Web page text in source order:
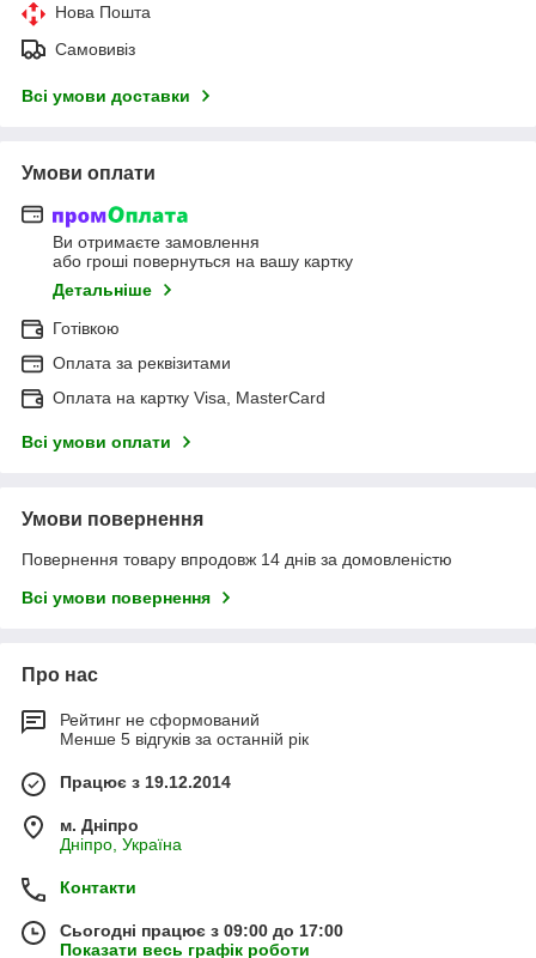
Нова Пошта
Самовивіз
Всі умови доставки
Умови оплати
Ви отримаєте замовлення
або гроші повернуться на вашу картку
Детальніше
Готівкою
Оплата за реквізитами
Оплата на картку Visa, MasterCard
Всі умови оплати
Умови повернення
Повернення товару впродовж 14 днів за домовленістю
Всі умови повернення
Про нас
Рейтинг не сформований
Менше 5 відгуків за останній рік
Працює з 19.12.2014
м. Дніпро
Дніпро, Україна
Контакти
Сьогодні працює з 09:00 до 17:00
Показати весь графік роботи